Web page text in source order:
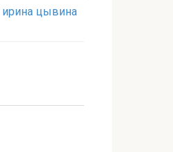
ирина цывина